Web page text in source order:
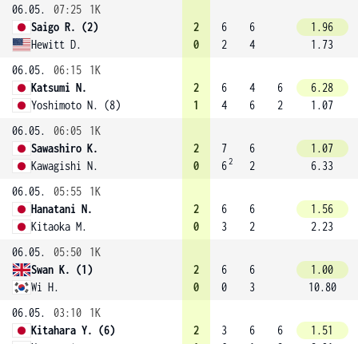
06.05.
07:25
1K
Saigo R. (2)
Hewitt D.
2
0
6
2
6
4
1.96
1.73
06.05.
06:15
1K
Katsumi N.
Yoshimoto N. (8)
2
1
6
4
4
6
6
2
6.28
1.07
06.05.
06:05
1K
Sawashiro K.
Kawagishi N.
2
0
7
62
6
2
1.07
6.33
06.05.
05:55
1K
Hanatani N.
Kitaoka M.
2
0
6
3
6
2
1.56
2.23
06.05.
05:50
1K
Swan K. (1)
Wi H.
2
0
6
0
6
3
1.00
10.80
06.05.
03:10
1K
Kitahara Y. (6)
2
3
6
6
1.51